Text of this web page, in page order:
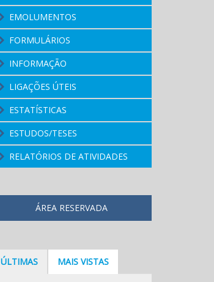
EMOLUMENTOS
FORMULÁRIOS
INFORMAÇÃO
LIGAÇÕES ÚTEIS
ESTATÍSTICAS
ESTUDOS/TESES
RELATÓRIOS DE ATIVIDADES
ÁREA RESERVADA
ÚLTIMAS MAIS VISTAS